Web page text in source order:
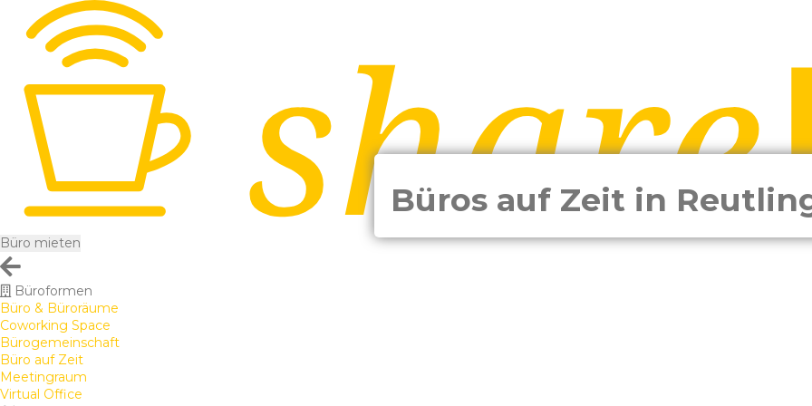
Büro mieten
Büroformen
Büro & Büroräume
Coworking Space
Bürogemeinschaft
Büro auf Zeit
Meetingraum
Virtual Office
Büros auf Zeit in